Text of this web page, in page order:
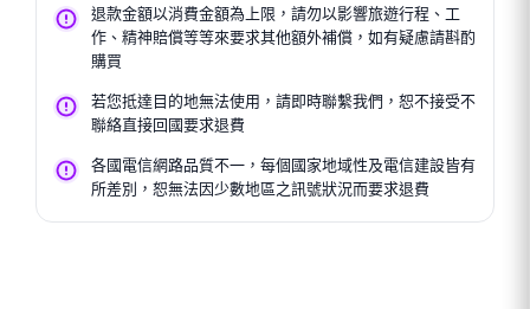
退款金額以消費金額為上限，請勿以影響旅遊行程、工
作、精神賠償等等來要求其他額外補償，如有疑慮請斟酌
購買
若您抵達目的地無法使用，請即時聯繫我們，恕不接受不
聯絡直接回國要求退費
各國電信網路品質不一，每個國家地域性及電信建設皆有
所差別，恕無法因少數地區之訊號狀況而要求退費